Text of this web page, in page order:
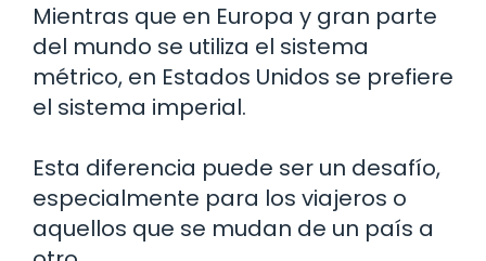
Mientras que en Europa y gran parte
del mundo se utiliza el sistema
métrico, en Estados Unidos se prefiere
el sistema imperial.
Esta diferencia puede ser un desafío,
especialmente para los viajeros o
aquellos que se mudan de un país a